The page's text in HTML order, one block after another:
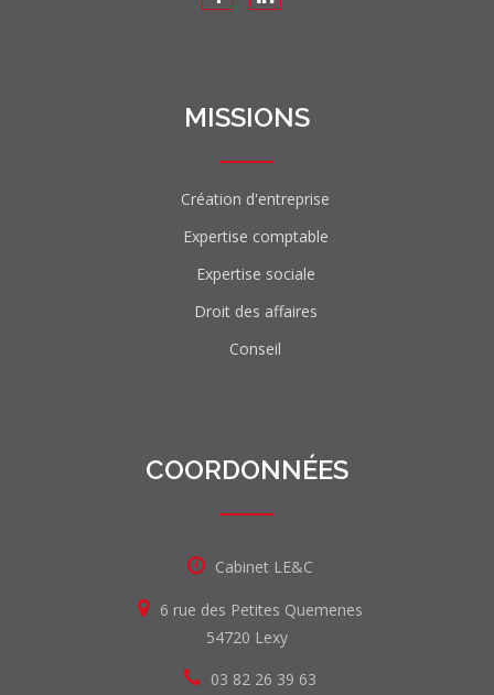
MISSIONS
Création d'entreprise
Expertise comptable
Expertise sociale
Droit des affaires
Conseil
COORDONNÉES
Cabinet LE&C
6 rue des Petites Quemenes
54720 Lexy
03 82 26 39 63